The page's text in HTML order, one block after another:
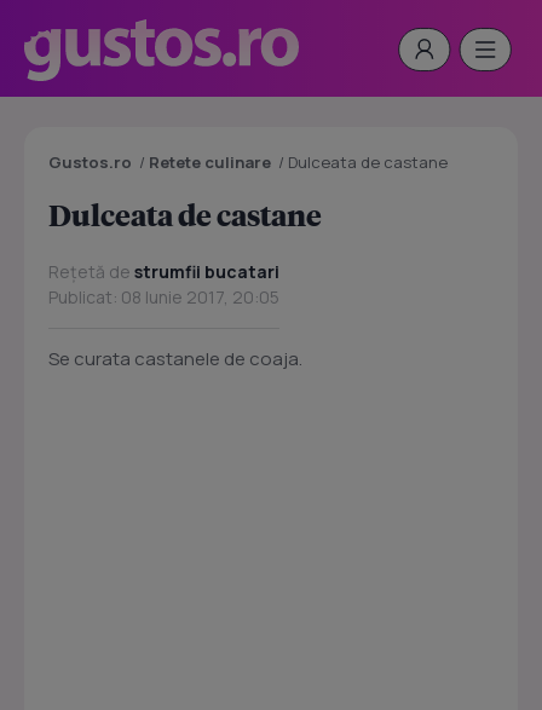
Gustos.ro / Retete culinare / Dulceata de castane
Dulceata de castane
Rețetă de strumfii bucatari
Publicat: 08 Iunie 2017, 20:05
Se curata castanele de coaja.